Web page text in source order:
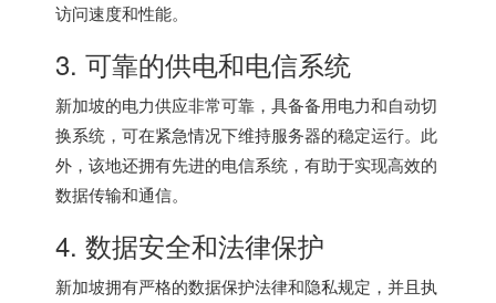
访问速度和性能。
3. 可靠的供电和电信系统
新加坡的电力供应非常可靠，具备备用电力和自动切
换系统，可在紧急情况下维持服务器的稳定运行。此
外，该地还拥有先进的电信系统，有助于实现高效的
数据传输和通信。
4. 数据安全和法律保护
新加坡拥有严格的数据保护法律和隐私规定，并且执